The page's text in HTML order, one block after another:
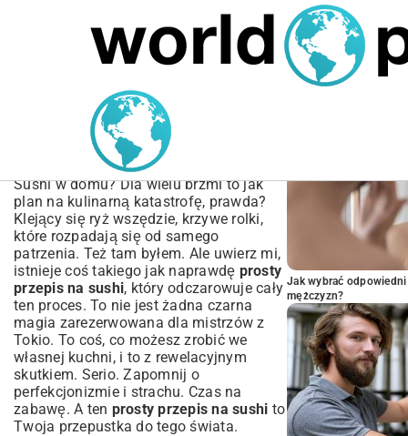
MARIUSZ ŁAMAGA 04.10.2025
Prosty przepis na sushi w
domu | Kompletny
poradnik krok po kroku
Sushi w domu? Dla wielu brzmi to jak
plan na kulinarną katastrofę, prawda?
Klejący się ryż wszędzie, krzywe rolki,
które rozpadają się od samego
patrzenia. Też tam byłem. Ale uwierz mi,
istnieje coś takiego jak naprawdę prosty
przepis na sushi, który odczarowuje cały
ten proces. To nie jest żadna czarna
magia zarezerwowana dla mistrzów z
Tokio. To coś, co możesz zrobić we
własnej kuchni, i to z rewelacyjnym
skutkiem. Serio. Zapomnij o
perfekcjonizmie i strachu. Czas na
zabawę. A ten prosty przepis na sushi to
Twoja przepustka do tego świata.
Jak wybrać
mężczyzn?